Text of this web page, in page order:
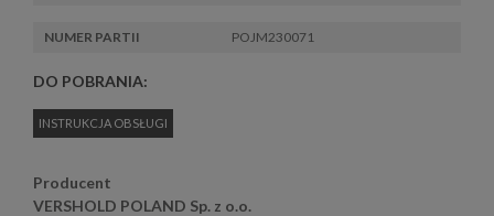
NUMER PARTII POJM230071
DO POBRANIA:
INSTRUKCJA OBSŁUGI
Producent
VERSHOLD POLAND Sp. z o.o.